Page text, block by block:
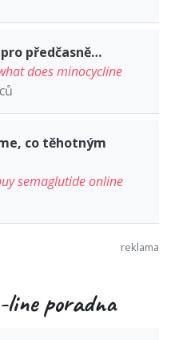
předčasně…
does minocycline
co těhotným
semaglutide online
poradna